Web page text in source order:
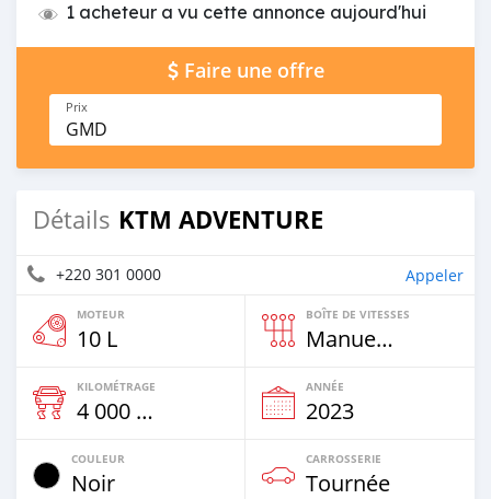
1 acheteur a vu cette annonce aujourd'hui
Faire une offre
Prix
GMD
Détails KTM ADVENTURE
+220 301 0000 Appeler
MOTEUR
10 L
BOÎTE DE VITESSES
Manuelle
KILOMÉTRAGE
4 000 Km
ANNÉE
2023
COULEUR
Noir
CARROSSERIE
Tournée